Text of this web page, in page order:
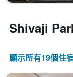
Shivaji
顯示所有19​個住